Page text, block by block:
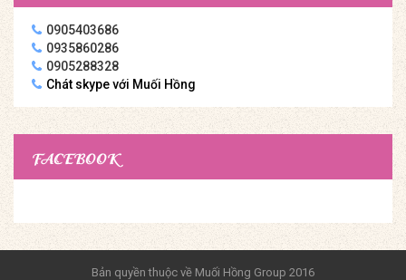
0905403686
0935860286
0905288328
Chát skype với Muối Hồng
FACEBOOK
Bản quyền thuộc về Muối Hồng Group 2016